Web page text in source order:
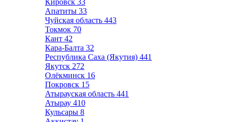
Кировск 33
Апатиты 33
Чуйская область 443
Токмок 70
Кант 42
Кара-Балта 32
Республика Саха (Якутия) 441
Якутск 272
Олёкминск 16
Покровск 15
Атырауская область 441
Атырау 410
Кульсары 8